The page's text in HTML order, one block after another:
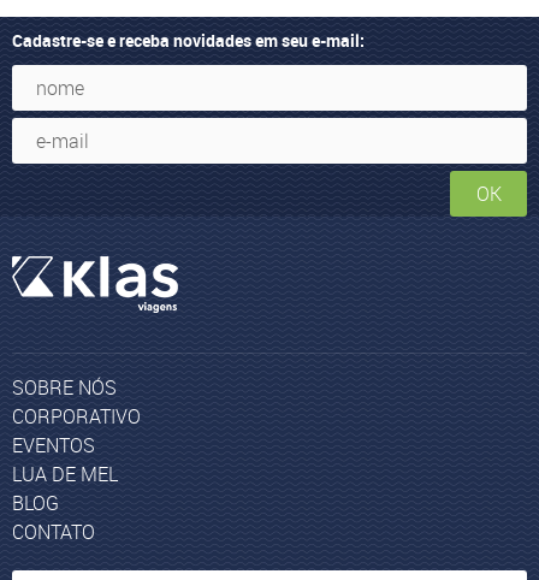
Cadastre-se e receba novidades em seu e-mail:
OK
SOBRE NÓS
CORPORATIVO
EVENTOS
LUA DE MEL
BLOG
CONTATO